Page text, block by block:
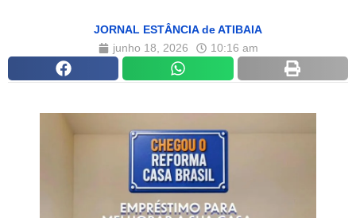
JORNAL ESTÂNCIA de ATIBAIA
junho 18, 2026
10:16 am